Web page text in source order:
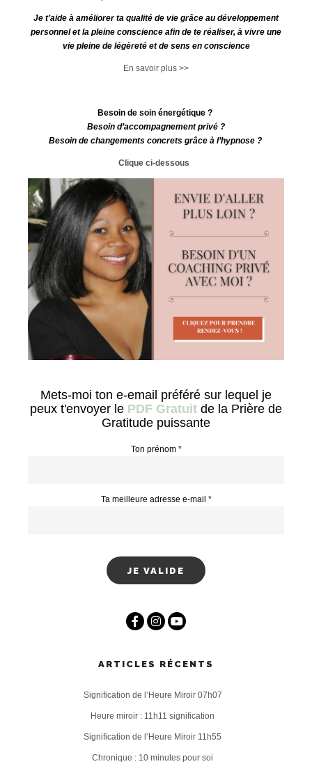
Je t’aide à améliorer ta qualité de vie grâce au développement
personnel et la pleine conscience afin de te réaliser, à vivre une
vie pleine de légèreté et de sens en conscience
En savoir plus >>
Besoin de soin énergétique ?
Besoin d’accompagnement privé ?
Besoin de changements concrets grâce à l’hypnose ?
Clique ci-dessous
Mets-moi ton e-email préféré sur lequel je
peux t'envoyer le PDF Gratuit de la Prière de
Gratitude puissante
Ton prénom *
Ta meilleure adresse e-mail *
ARTICLES RÉCENTS
Signification de l’Heure Miroir 07h07
Heure miroir : 11h11 signification
Signification de l’Heure Miroir 11h55
Chronique : 10 minutes pour soi